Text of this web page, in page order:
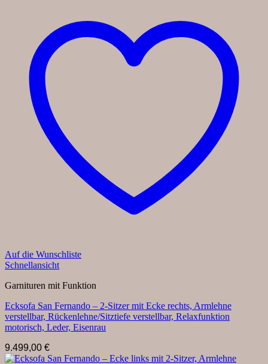
Auf die Wunschliste
Schnellansicht
Garnituren mit Funktion
Ecksofa San Fernando – 2-Sitzer mit Ecke rechts, Armlehne
verstellbar, Rückenlehne/Sitztiefe verstellbar, Relaxfunktion
motorisch, Leder, Eisenrau
9.499,00 €